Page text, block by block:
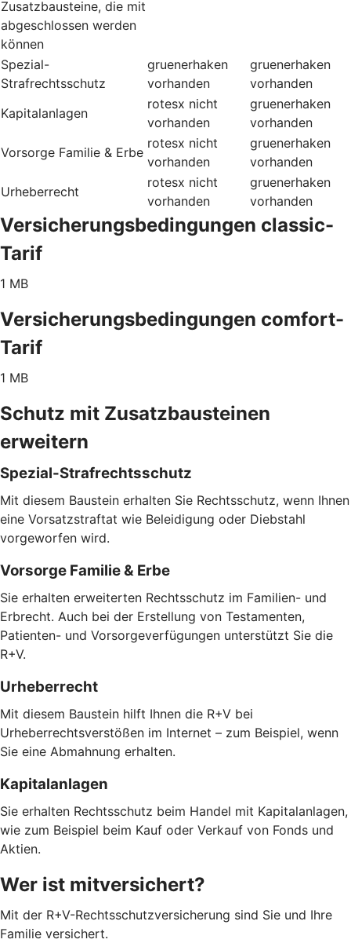
Zusatzbausteine, die mit
abgeschlossen werden
können
Spezial-
Strafrechtsschutz
gruenerhaken
vorhanden
gruenerhaken
vorhanden
Kapitalanlagen
rotesx nicht
vorhanden
gruenerhaken
vorhanden
Vorsorge Familie & Erbe
rotesx nicht
vorhanden
gruenerhaken
vorhanden
Urheberrecht
rotesx nicht
vorhanden
gruenerhaken
vorhanden
Versicherungsbedingungen classic-
Tarif
1 MB
Versicherungsbedingungen comfort-
Tarif
1 MB
Schutz mit Zusatzbausteinen
erweitern
Spezial-Strafrechtsschutz
Mit diesem Baustein erhalten Sie Rechtsschutz, wenn Ihnen
eine Vorsatzstraftat wie Beleidigung oder Diebstahl
vorgeworfen wird.
Vorsorge Familie & Erbe
Sie erhalten erweiterten Rechtsschutz im Familien- und
Erbrecht. Auch bei der Erstellung von Testamenten,
Patienten- und Vorsorgeverfügungen unterstützt Sie die
R+V.
Urheberrecht
Mit diesem Baustein hilft Ihnen die R+V bei
Urheberrechtsverstößen im Internet – zum Beispiel, wenn
Sie eine Abmahnung erhalten.
Kapitalanlagen
Sie erhalten Rechtsschutz beim Handel mit Kapitalanlagen,
wie zum Beispiel beim Kauf oder Verkauf von Fonds und
Aktien.
Wer ist mitversichert?
Mit der R+V-Rechtsschutzversicherung sind Sie und Ihre
Familie versichert.